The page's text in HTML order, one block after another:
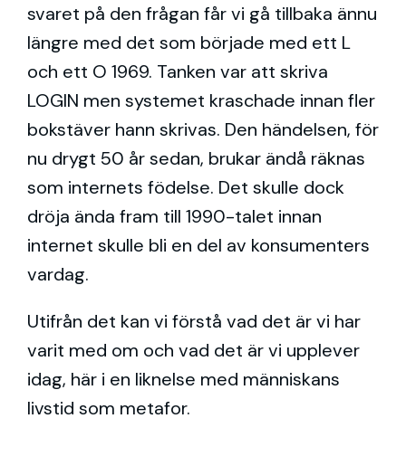
svaret på den frågan får vi gå tillbaka ännu
längre med det som började med ett L
och ett O 1969. Tanken var att skriva
LOGIN men systemet kraschade innan fler
bokstäver hann skrivas. Den händelsen, för
nu drygt 50 år sedan, brukar ändå räknas
som internets födelse. Det skulle dock
dröja ända fram till 1990-talet innan
internet skulle bli en del av konsumenters
vardag.
Utifrån det kan vi förstå vad det är vi har
varit med om och vad det är vi upplever
idag, här i en liknelse med människans
livstid som metafor.